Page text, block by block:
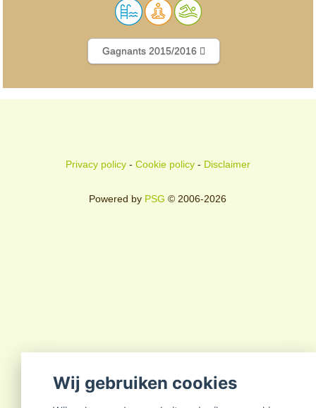
Gagnants 2015/2016
Privacy policy- Cookie policy- Disclaimer
Powered by PSG © 2006-2026
Wij gebruiken cookies